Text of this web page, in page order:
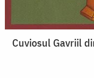
Cuviosul Gavriil